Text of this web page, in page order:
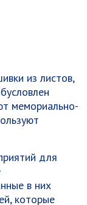
из листов,
мемориально-
для
в них
которые